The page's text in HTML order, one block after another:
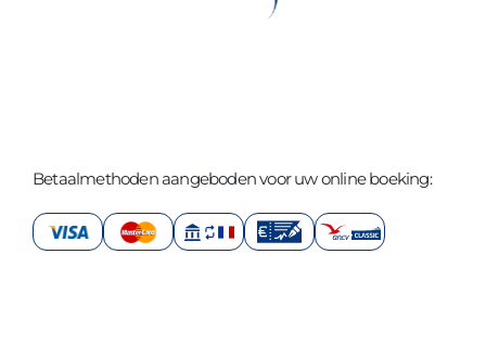
Betaalmethoden aangeboden voor uw online boeking: